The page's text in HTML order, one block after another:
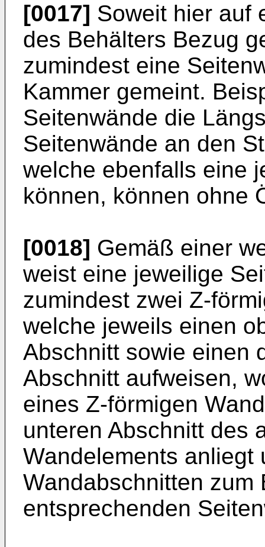
[0017] Soweit hier auf
des Behälters Bezug
zumindest eine
Kammer gemeint.
Seitenwände die
Seitenwände an den
welche ebenfalls eine
können, können ohne
[0018] Gemäß einer
weist eine jeweilige
zumindest zwei Z-
welche jeweils einen
Abschnitt sowie einen
Abschnitt aufweisen,
eines Z-förmigen
unteren Abschnitt des
Wandelements anliegt
Wandabschnitten zum
entsprechenden